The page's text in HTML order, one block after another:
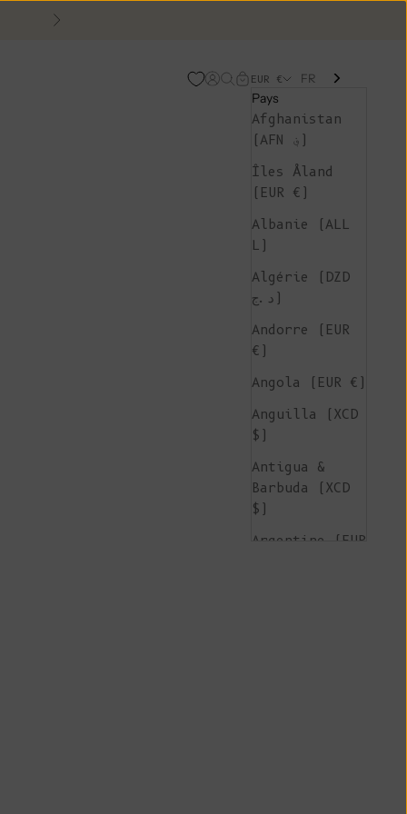
Suivant
Page d'ouverture de
Recherche ouverte
Chariot ouvert
EUR €
Pays
Afghanistan
(AFN ؋)
Îles Åland
(EUR €)
Albanie (ALL
L)
Algérie (DZD
د.ج)
Andorre (EUR
€)
Angola (EUR €)
Anguilla (XCD
$)
Antigua &
Barbuda (XCD
$)
Argentine (EUR
FR